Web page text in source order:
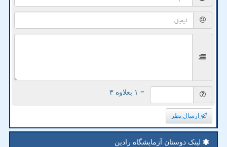
= ۱ بعلاوه ۳
ارسال نظر
لینک دوستان آزمایشگاه رادین